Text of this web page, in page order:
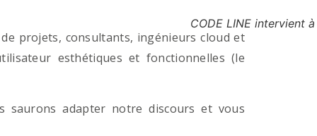
projets, consultants, ingénieurs cloud et
esthétiques et fonctionnelles (le
saurons adapter notre discours et vous
CODE LINE intervient